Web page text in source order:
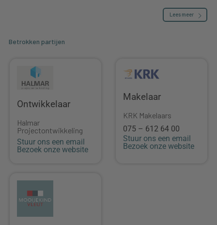
Lees meer
Betrokken partijen
Ontwikkelaar
Halmar
Projectontwikkeling
Stuur ons een email
Bezoek onze website
Makelaar
KRK Makelaars
075 – 612 64 00
Stuur ons een email
Bezoek onze website